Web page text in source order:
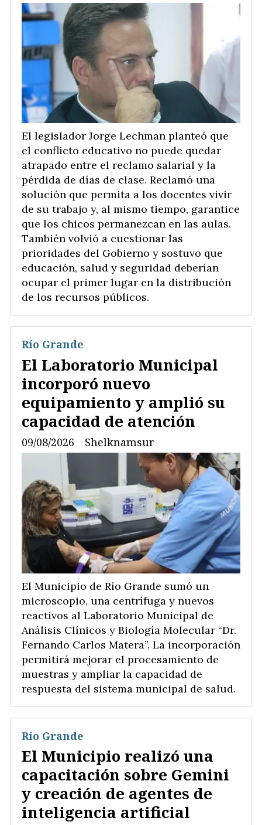
El legislador Jorge Lechman planteó que
el conflicto educativo no puede quedar
atrapado entre el reclamo salarial y la
pérdida de días de clase. Reclamó una
solución que permita a los docentes vivir
de su trabajo y, al mismo tiempo, garantice
que los chicos permanezcan en las aulas.
También volvió a cuestionar las
prioridades del Gobierno y sostuvo que
educación, salud y seguridad deberían
ocupar el primer lugar en la distribución
de los recursos públicos.
El Laboratorio Municipal
incorporó nuevo
equipamiento y amplió su
capacidad de atención
Shelknamsur
Río Grande
09/08/2026
El Municipio de Río Grande sumó un
microscopio, una centrífuga y nuevos
reactivos al Laboratorio Municipal de
Análisis Clínicos y Biología Molecular “Dr.
Fernando Carlos Matera”. La incorporación
permitirá mejorar el procesamiento de
muestras y ampliar la capacidad de
respuesta del sistema municipal de salud.
El Municipio realizó una
capacitación sobre Gemini
y creación de agentes de
inteligencia artificial
Río Grande